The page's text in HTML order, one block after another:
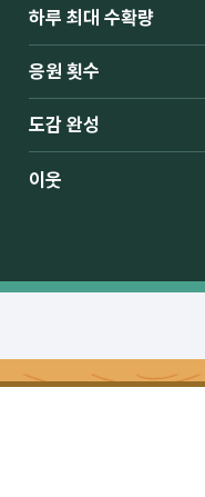
하루 최대 수확량
응원 횟수
도감 완성
이웃